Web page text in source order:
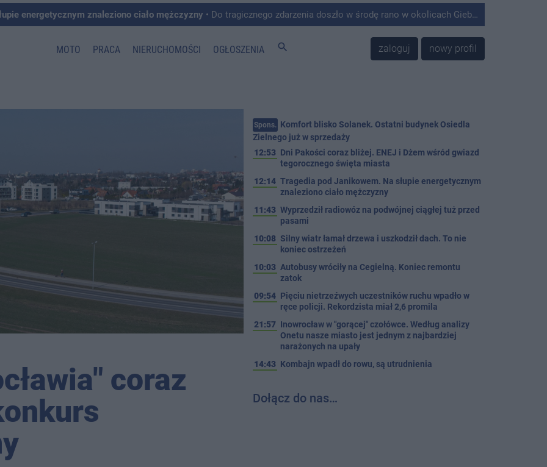
energetycznym znaleziono ciało mężczyzny • Do tragicznego zdarzenia doszło w środę rano w okolicach Giebni koło Janikowa. Wówczas na słupie energetycznym odnaleziono ciało mężczyzny.
MOTO PRACA NIERUCHOMOŚCI OGŁOSZENIA search zaloguj nowy profil
coraz
Spons. Komfort blisko Solanek. Ostatni budynek Osiedla
Zielnego już w sprzedaży
12:53 Dni Pakości coraz bliżej. ENEJ i Dżem wśród gwiazd
tegorocznego święta miasta
12:14 Tragedia pod Janikowem. Na słupie energetycznym
znaleziono ciało mężczyzny
11:43 Wyprzedził radiowóz na podwójnej ciągłej tuż przed
pasami
10:08 Silny wiatr łamał drzewa i uszkodził dach. To nie
koniec ostrzeżeń
10:03 Autobusy wróciły na Cegielną. Koniec remontu
zatok
09:54 Pięciu nietrzeźwych uczestników ruchu wpadło w
ręce policji. Rekordzista miał 2,6 promila
21:57 Inowrocław w "gorącej" czołówce. Według analizy
Onetu nasze miasto jest jednym z najbardziej
narażonych na upały
14:43 Kombajn wpadł do rowu, są utrudnienia
Dołącz do nas…